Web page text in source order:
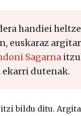
handiei
euskaraz
Sagarna
ekarri dutenak.
bildu ditu.